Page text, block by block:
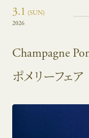
3.1 (SUN)
2026
Champagne
ポメリーフェア